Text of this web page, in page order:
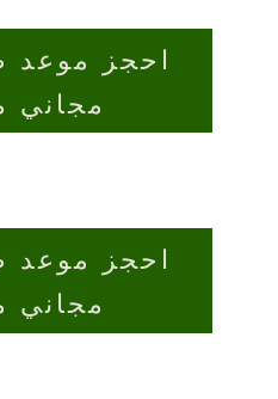
احجز موعد
مجاني
احجز موعد
مجاني